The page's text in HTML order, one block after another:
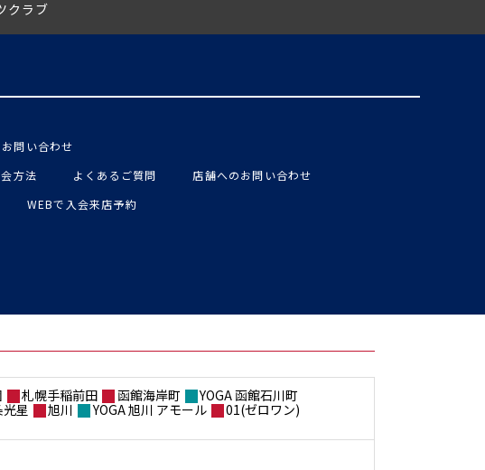
クラブ
問い合わせ
方法 よくあるご質問
店舗へのお問い合わせ
WEBで入会来店予約
札幌手稲前田 函館海岸町
YOGA 函館石川町
星 旭川 YOGA 旭川 アモール
01(ゼロワン)